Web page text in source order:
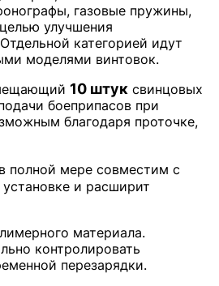
газовые пружины,
улучшения
категорией идут
моделями винтовок.
10 штуксвинцовых
боеприпасов при
благодаря проточке,
полной мере совместим с
и расширит
материала.
контролировать
перезарядки.